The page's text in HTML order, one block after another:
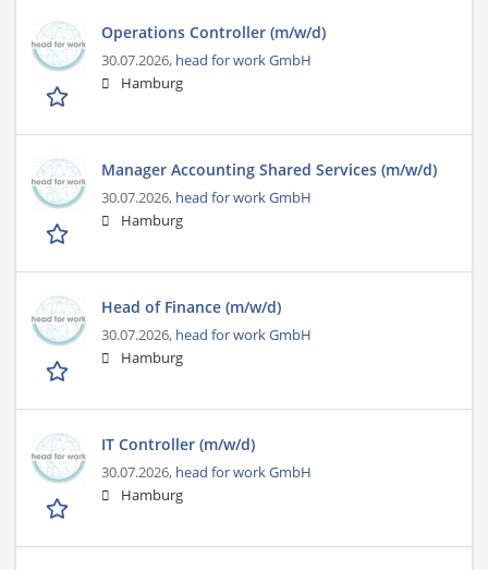
Operations Controller (m/w/d)
30.07.2026, head for work GmbH
Hamburg
Manager Accounting Shared Services (m/w/d)
30.07.2026, head for work GmbH
Hamburg
Head of Finance (m/w/d)
30.07.2026, head for work GmbH
Hamburg
IT Controller (m/w/d)
30.07.2026, head for work GmbH
Hamburg